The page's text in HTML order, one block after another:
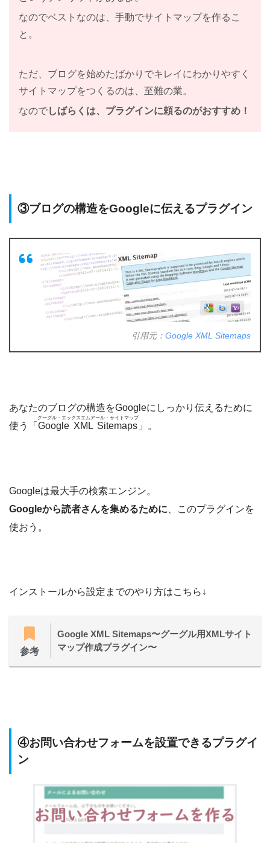
なのでベストなのは、手動でサイトマップを作るこ
と。
ただ、ブログを始めたばかりでキレイにわかりやすく
サイトマップをつくるのは、至難の業。
なのでしばらくは、プラグインに頼るのがおすすめ！
③ブログの構造をGoogleに伝えるプラグイン
引用元： Google XML Sitemaps
あなたのブログの構造をGoogleにしっかり伝えるために
使う「 Google XML Sitemaps
グーグル・エックスエムアール・サイトマップ
」。
Googleは最大手の検索エンジン。
Googleから読者さんを集めるために 、このプラグインを
使おう。
インストールから設定までのやり方はこちら↓
参考
Google XML Sitemaps〜グーグル用XMLサイト
マップ作成プラグイン〜
④お問い合わせフォームを設置できるプラグイ
ン